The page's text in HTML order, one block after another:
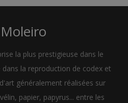
la plus prestigieuse dans le
la reproduction de codex et
généralement réalisées sur
papier, papyrus... entre les